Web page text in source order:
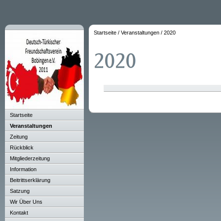
Startseite
Veranstaltungen
Zeitung
Rückblick
Mitgliederzeitung
Information
Beitrittserklärung
Satzung
Wir Über Uns
Kontakt
Startseite / Veranstaltungen / 2020